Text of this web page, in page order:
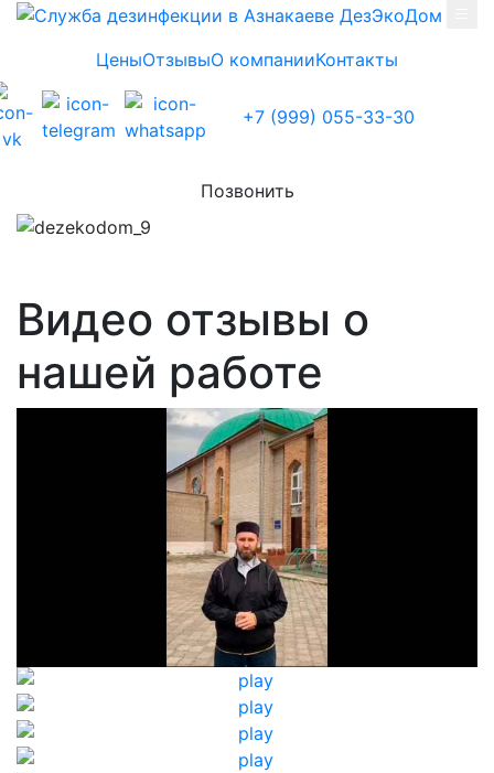
Skip to main content
ЦеныОтзывыО компанииКонтакты
+7 (999) 055-33-30
Позвонить
Видео отзывы о
нашей работе